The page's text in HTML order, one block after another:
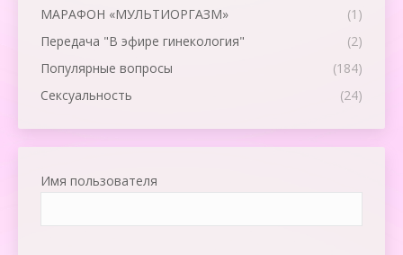
МАРАФОН «МУЛЬТИОРГАЗМ»
(1)
Передача "В эфире гинекология"
(2)
Популярные вопросы
(184)
Сексуальность
(24)
Имя пользователя